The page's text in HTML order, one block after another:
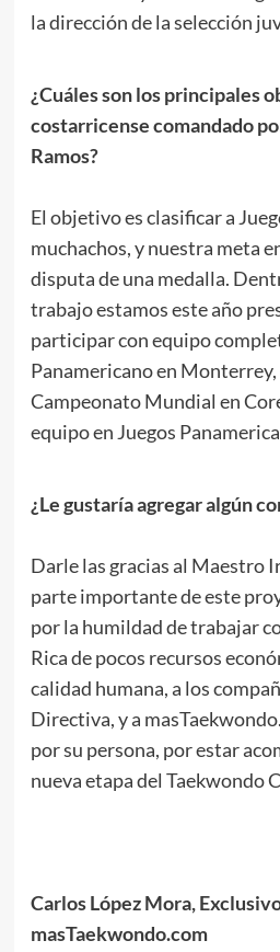
la dirección de la selección
¿Cuáles son los principales
costarricense comandado
Ramos?
El objetivo es clasificar a
muchachos, y nuestra meta
disputa de una medalla.
trabajo estamos este año
participar con equipo
Panamericano en Monterrey,
Campeonato Mundial en
equipo en Juegos
¿Le gustaría agregar algún
Darle las gracias al Maestro
parte importante de este
por la humildad de trabajar
Rica de pocos recursos
calidad humana, a los
Directiva, y a
por su persona, por estar
nueva etapa del Taekwondo
Carlos López Mora,
masTaekwondo.com